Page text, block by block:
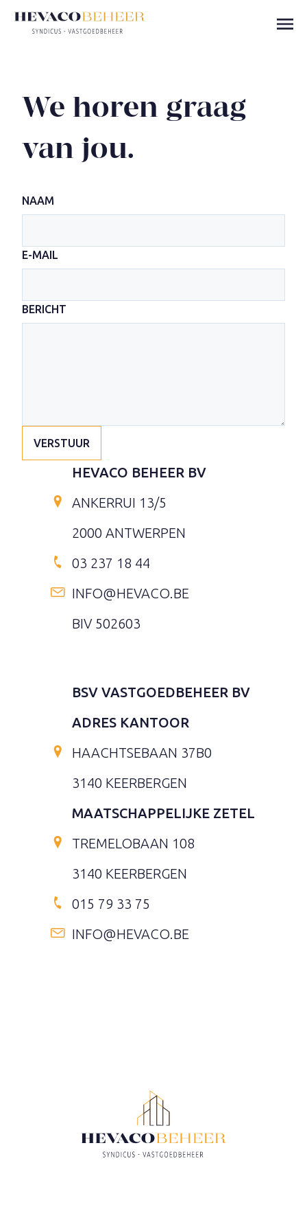
We horen graag
van jou.
NAAM
E-MAIL
BERICHT
VERSTUUR
HEVACO BEHEER BV
ANKERRUI 13/5
2000 ANTWERPEN
03 237 18 44
INFO@HEVACO.BE
BIV 502603
BSV VASTGOEDBEHEER BV
ADRES KANTOOR
HAACHTSEBAAN 37B0
3140 KEERBERGEN
MAATSCHAPPELIJKE ZETEL
TREMELOBAAN 108
3140 KEERBERGEN
015 79 33 75
INFO@HEVACO.BE